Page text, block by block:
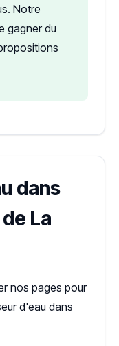
Notre
gagner du
dans
La
nos pages pour
d'eau dans